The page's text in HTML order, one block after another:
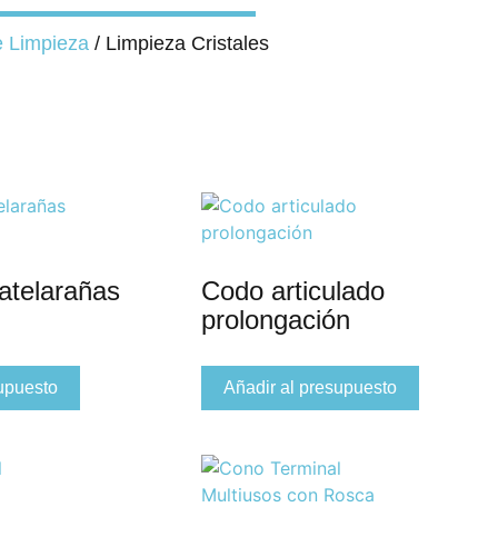
Limpieza / Limpieza Cristales
Codo articulado
prolongación
Añadir al presupuesto